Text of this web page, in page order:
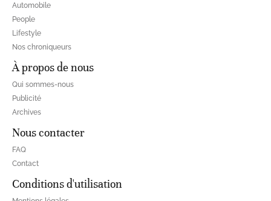
Automobile
People
Lifestyle
Nos chroniqueurs
À propos de nous
Qui sommes-nous
Publicité
Archives
Nous contacter
FAQ
Contact
Conditions d'utilisation